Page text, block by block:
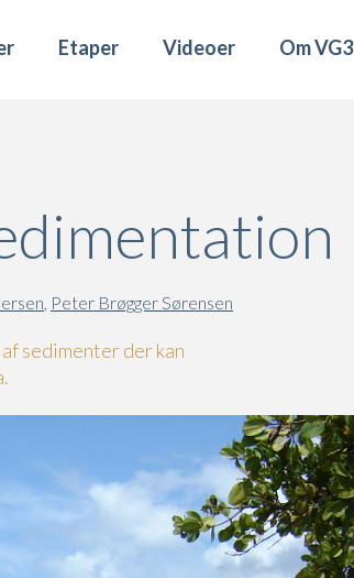
Etaper Videoer Om VG3
, Peter Brøgger Sørensen
sedimenter der kan